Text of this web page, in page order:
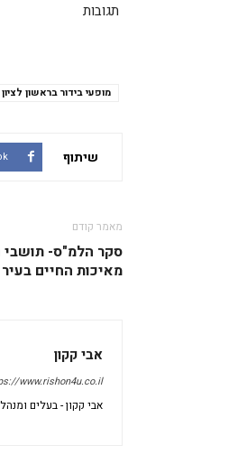
תגובות
מופעי בידור בראשון לציון
שיתוף
מאמר קודם
סקר הלמ"ס- תושבי
מאיכות החיים
אבי קקון
www.rishon4u.co.il
אבי קקון - בעלים ומנהל האתר כתובת: